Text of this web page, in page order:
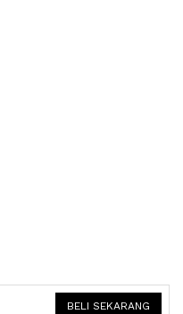
BELI SEKARANG